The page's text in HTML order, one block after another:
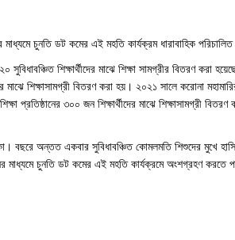
চুনতি ডট কমের এই মহতি কার্যক্রম ধারাবাহিক
শিক্ষার্থীদের মাঝে শিক্ষা সামগ্রীর বিতরণ করা
মাঝে শিক্ষাসামগ্রী বিতরণ করা হয়। ২০২১ সালে করোনা
প্রতিষ্ঠানের ৩০০ জন শিক্ষার্থীদের মাঝে শিক্ষাসামগ্রী
বছরে অন্তত একবার সুবিধাবঞ্চিত কোমলমতি শিশুদের
মাধ্যমে চুনতি ডট কমের এই মহতি কার্যক্রমে অংশগ্রহণ করতে